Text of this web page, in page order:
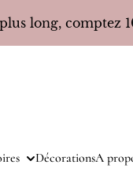
long, comptez
DécorationsA